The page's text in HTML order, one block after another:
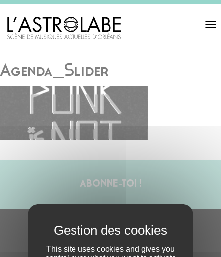
Toggle
Agenda_Slider
ABONNE-TOI !
S'ABONNER À LA NEWSLETTER
This site uses cookies and gives you